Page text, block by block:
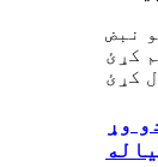
نبض
کړئ
کړئ
وړ